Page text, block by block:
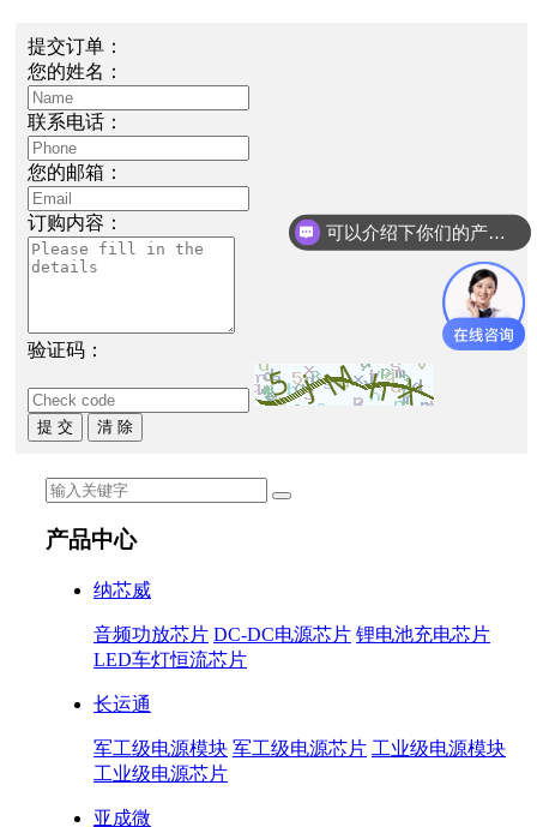
提交订单：
您的姓名：
联系电话：
您的邮箱：
订购内容：
验证码：
提 交 清 除
产品中心
纳芯威
音频功放芯片 DC-DC电源芯片 锂电池充电芯片
LED车灯恒流芯片
长运通
军工级电源模块 军工级电源芯片 工业级电源模块
工业级电源芯片
亚成微
可以介绍下你们的产品么